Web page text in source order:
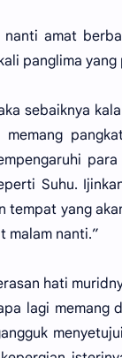
nanti amat
panglima yang
sebaiknya
Suhu.
tempat yang
malam nanti.”
hati
lagi memang